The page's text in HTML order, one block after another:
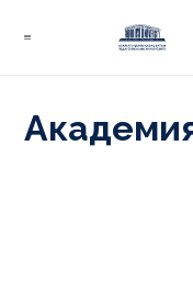
Халықаралық қызмет
Академиялық ұтқырлық